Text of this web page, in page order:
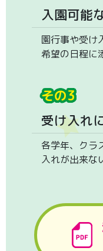
入園可能
園行事や受け
希望の日程に
その3
受け入れ
各学年、クラ
入れが出来な